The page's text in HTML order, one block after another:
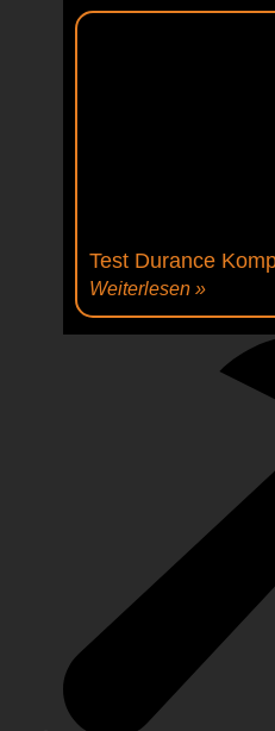
Test Durance
Weiterlesen »